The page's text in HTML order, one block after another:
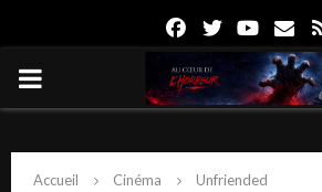
FacebookTwitter
PRIMARY
Accueil Cinéma Unfriended